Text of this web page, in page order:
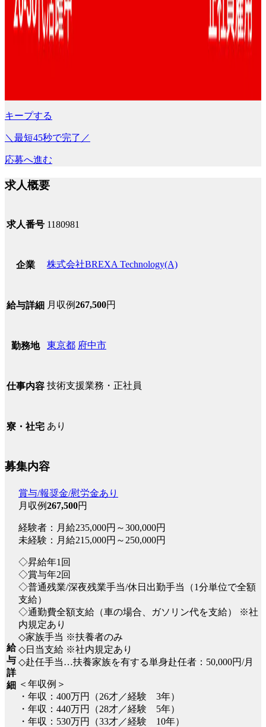
キープする
＼最短45秒で完了／
応募へ進む
求人概要
求人番号 1180981
企業 株式会社BREXA Technology(A)
給与詳細 月収例267,500円
勤務地 東京都 府中市
仕事内容 技術支援業務・正社員
寮・社宅 あり
募集内容
給
与
詳
細
賞与/報奨金/慰労金あり
月収例267,500円
経験者：月給235,000円～300,000円
未経験：月給215,000円～250,000円
◇昇給年1回
◇賞与年2回
◇普通残業/深夜残業手当/休日出勤手当（1分単位で全額
支給）
◇通勤費全額支給（車の場合、ガソリン代を支給） ※社
内規定あり
◇家族手当 ※扶養者のみ
◇日当支給 ※社内規定あり
◇赴任手当…扶養家族を有する単身赴任者：50,000円/月
＜年収例＞
・年収：400万円（26才／経験 3年）
・年収：440万円（28才／経験 5年）
・年収：530万円（33才／経験 10年）